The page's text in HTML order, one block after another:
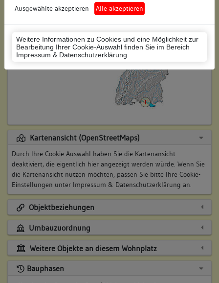
Ausgewählte akzeptieren Alle akzeptieren
Weitere Informationen zu Cookies und eine Möglichkeit zur
Bearbeitung Ihrer Cookie-Auswahl finden Sie im Bereich
Impressum & Datenschutzerklärung
Historischer Straßenname: keiner
Lage des Wohnplatzes:
Kartenansicht (OpenStreetMaps)
Durch Ihre Cookie-Auswahl haben Sie die Kartenansicht
deaktiviert, die eigentlich hier angezeigt werden würde. Wenn Sie
die Kartenansicht nutzen möchten, passen Sie bitte Ihre Cookie-
Einstellungen unter Impressum & Datenschutzerklärung an.
Objektbeziehungen
Umbauzuordnung
Weitere Objekte an diesem Wohnplatz
Bauphasen